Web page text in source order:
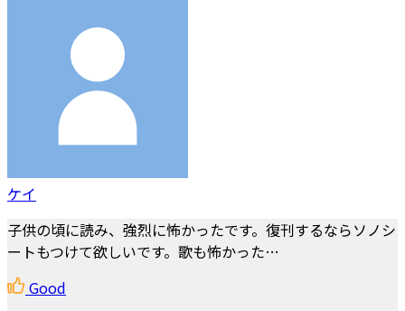
ケイ
子供の頃に読み、強烈に怖かったです。復刊するならソノシ
ートもつけて欲しいです。歌も怖かった…
Good